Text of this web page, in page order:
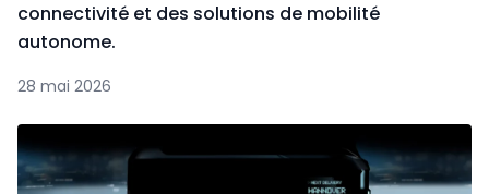
connectivité et des solutions de mobilité
autonome.
28 mai 2026